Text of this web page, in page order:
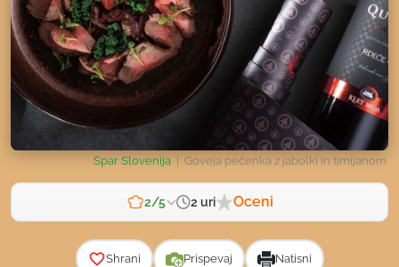
Spar Slovenija | Goveja pečenka z jabolki in timijanom
2/5 2 uri Oceni
Shrani Prispevaj Natisni